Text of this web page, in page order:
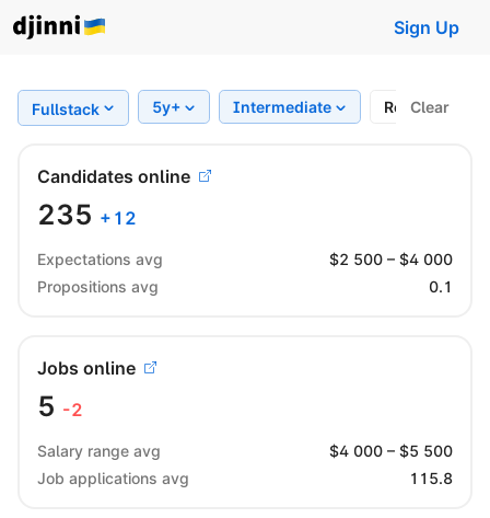
Sign Up
Fullstack 5y+ Intermediate Region
Clear
Candidates online
235 + 12
Expectations avg $2 500 – $4 000
Propositions avg
0.1
Jobs online
5 -2
Salary range avg $4 000 – $5 500
Job applications avg
115.8